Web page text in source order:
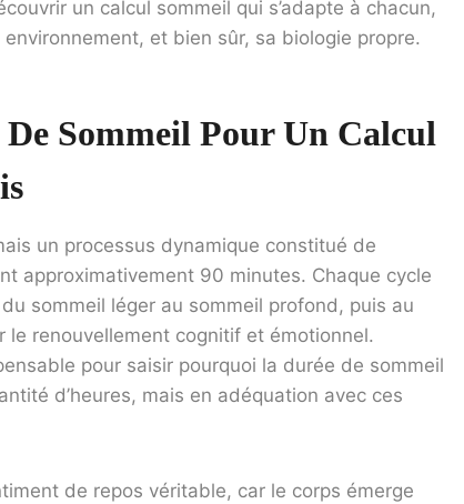
un calcul sommeil qui s’adapte à chacun,
et bien sûr, sa biologie propre.
Sommeil Pour Un Calcul
un processus dynamique constitué de
approximativement 90 minutes. Chaque cycle
sommeil léger au sommeil profond, puis au
le renouvellement cognitif et émotionnel.
pour saisir pourquoi la durée de sommeil
d’heures, mais en adéquation avec ces
de repos véritable, car le corps émerge